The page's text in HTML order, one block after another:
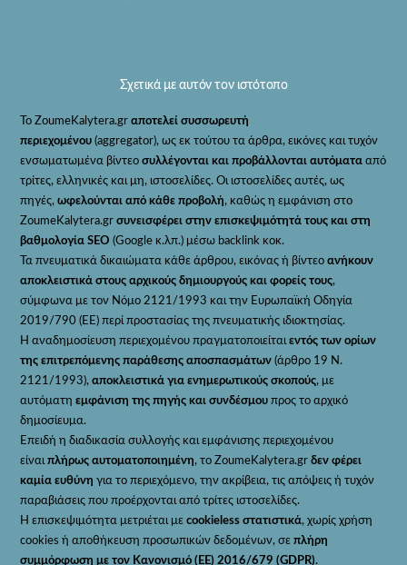
Σχετικά με αυτόν τον ιστότοπο
Το ZoumeKalytera.grαποτελεί συσσωρευτή
περιεχομένου (aggregator), ως εκ τούτου τα άρθρα, εικόνες και τυχόν
ενσωματωμένα βίντεοσυλλέγονται και προβάλλονται αυτόματααπό
τρίτες, ελληνικές και μη, ιστοσελίδες. Οι ιστοσελίδες αυτές, ως
πηγές,ωφελούνται από κάθε προβολή, καθώς η εμφάνιση στο
ZoumeKalytera.gr συνεισφέρει στην επισκεψιμότητά τους και στη
βαθμολογία SEO (Google κ.λπ.) μέσω backlink κοκ.
Τα πνευματικά δικαιώματα κάθε άρθρου, εικόνας ή βίντεοανήκουν
αποκλειστικά στους αρχικούς δημιουργούς και φορείς τους,
σύμφωνα με τον Νόμο 2121/1993 και την Ευρωπαϊκή Οδηγία
2019/790 (ΕΕ) περί προστασίας της πνευματικής ιδιοκτησίας.
Η αναδημοσίευση περιεχομένου πραγματοποιείταιεντός των ορίων
της επιτρεπόμενης παράθεσης αποσπασμάτων (άρθρο 19 Ν.
2121/1993), αποκλειστικά για ενημερωτικούς σκοπούς, με
αυτόματηεμφάνιση της πηγής και συνδέσμου προς το αρχικό
δημοσίευμα.
Επειδή η διαδικασία συλλογής και εμφάνισης περιεχομένου
είναιπλήρως αυτοματοποιημένη, το ZoumeKalytera.grδεν φέρει
καμία ευθύνη για το περιεχόμενο, την ακρίβεια, τις απόψεις ή τυχόν
παραβιάσεις που προέρχονται από τρίτες ιστοσελίδες.
Η επισκεψιμότητα μετριέται μεcookieless στατιστικά, χωρίς χρήση
cookies ή αποθήκευση προσωπικών δεδομένων, σεπλήρη
συμμόρφωση με τον Κανονισμό (ΕΕ) 2016/679 (GDPR).